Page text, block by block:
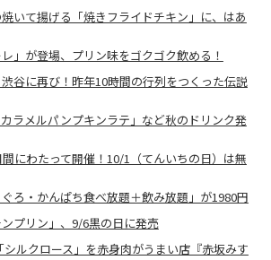
いて揚げる「焼きフライドチキン」に、はあ
」が登場、プリン味をゴクゴク飲める！
渋谷に再び！昨年10時間の行列をつくった伝説
ラメルパンプキンラテ」など秋のドリンク発
間にわたって開催！10/1（てんいちの日）は無
ろ・かんぱち食べ放題＋飲み放題」が1980円
プリン」、9/6黒の日に発売
ルクロース」を赤身肉がうまい店『赤坂みす